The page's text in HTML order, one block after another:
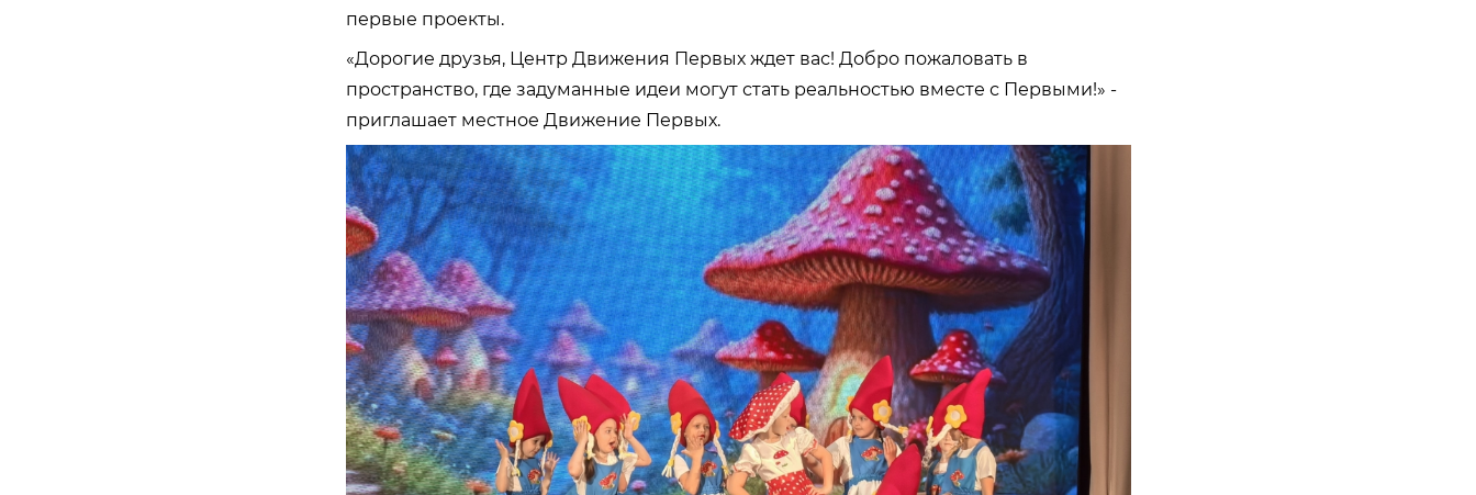
первые проекты.
«Дорогие друзья, Центр Движения Первых ждет вас! Добро пожаловать в
пространство, где задуманные идеи могут стать реальностью вместе с Первыми!» -
приглашает местное Движение Первых.